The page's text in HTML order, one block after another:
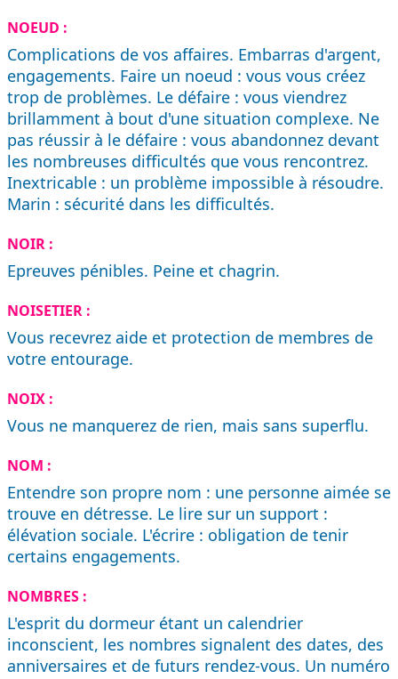
NOEUD :
Complications de vos affaires. Embarras d'argent,
engagements. Faire un noeud : vous vous créez
trop de problèmes. Le défaire : vous viendrez
brillamment à bout d'une situation complexe. Ne
pas réussir à le défaire : vous abandonnez devant
les nombreuses difficultés que vous rencontrez.
Inextricable : un problème impossible à résoudre.
Marin : sécurité dans les difficultés.
NOIR :
Epreuves pénibles. Peine et chagrin.
NOISETIER :
Vous recevrez aide et protection de membres de
votre entourage.
NOIX :
Vous ne manquerez de rien, mais sans superflu.
NOM :
Entendre son propre nom : une personne aimée se
trouve en détresse. Le lire sur un support :
élévation sociale. L'écrire : obligation de tenir
certains engagements.
NOMBRES :
L'esprit du dormeur étant un calendrier
inconscient, les nombres signalent des dates, des
anniversaires et de futurs rendez-vous. Un numéro